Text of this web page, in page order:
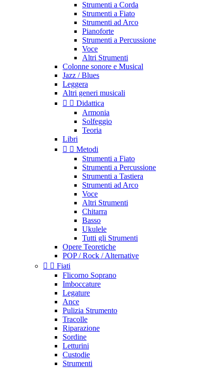
Strumenti a Corda
Strumenti a Fiato
Strumenti ad Arco
Pianoforte
Strumenti a Percussione
Voce
Altri Strumenti
Colonne sonore e Musical
Jazz / Blues
Leggera
Altri generi musicali
  Didattica
Armonia
Solfeggio
Teoria
Libri
  Metodi
Strumenti a Fiato
Strumenti a Percussione
Strumenti a Tastiera
Strumenti ad Arco
Voce
Altri Strumenti
Chitarra
Basso
Ukulele
Tutti gli Strumenti
Opere Teoretiche
POP / Rock / Alternative
  Fiati
Flicorno Soprano
Imboccature
Legature
Ance
Pulizia Strumento
Tracolle
Riparazione
Sordine
Letturini
Custodie
Strumenti